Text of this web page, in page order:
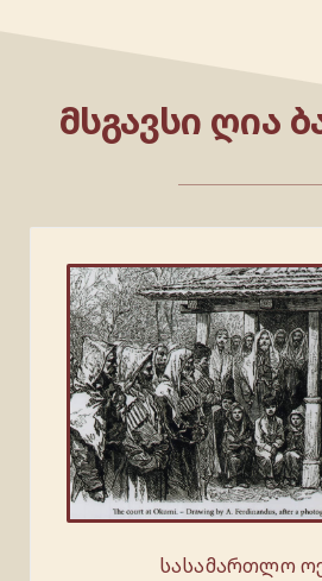
ᲛᲡᲒᲐᲕᲡᲘ ᲦᲘᲐ
სასამართლო